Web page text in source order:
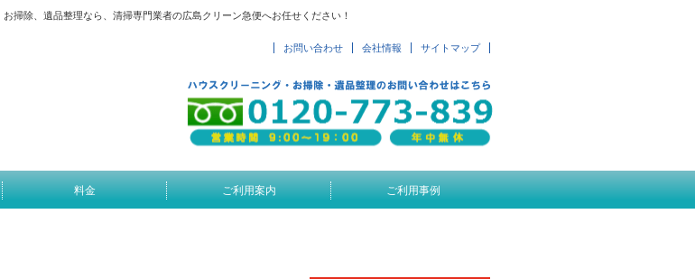
除、遺品整理なら、清掃専門業者の広島クリーン急便へお任せください！
お問い合わせ 会社情報 サイトマップ
料金 ご利用案内 ご利用事例